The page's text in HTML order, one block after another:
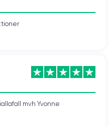
mvh Yvonne